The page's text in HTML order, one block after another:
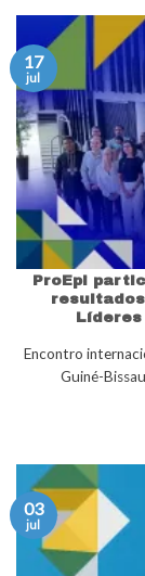
ProEpi
Líderes
Encontro
Guiné-
17
jul
03
jul